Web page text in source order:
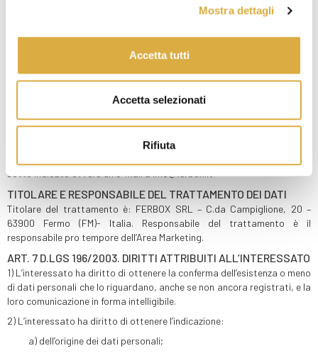
Mostra dettagli
Accetta tutti
Accetta selezionati
Rifiuta
forma anonima, la copia, l’aggiornamento, la rettifica o integrazione, il
blocco dei dati trattati in violazione di legge secondo quanto previsto
presente informativa. Avrai il diritto di opporti in ogni caso ad ogni
trattamento dei tuoi dati personali che sia effettuato per finalità di
informazione commerciale e di marketing in generale e di opporti per
motivi legittimi al trattamento dei Tuoi dati per altre finalità. Per
sotto indicato ovvero un e-mail a info@ferbox.it
TITOLARE E RESPONSABILE DEL TRATTAMENTO DEI DATI
Titolare del trattamento è: FERBOX SRL – C.da Campiglione, 20 –
63900 Fermo (FM)- Italia. Responsabile del trattamento è il
responsabile pro tempore dell’Area Marketing.
ART. 7 D.LGS 196/2003. DIRITTI ATTRIBUITI ALL’INTERESSATO
1) L’interessato ha diritto di ottenere la conferma dell’esistenza o meno
di dati personali che lo riguardano, anche se non ancora registrati, e la
loro comunicazione in forma intelligibile.
2) L’interessato ha diritto di ottenere l’indicazione:
a) dell’origine dei dati personali;